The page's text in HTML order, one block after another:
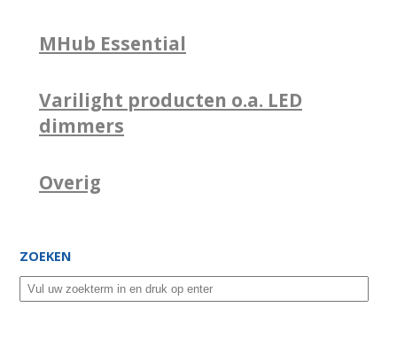
MHub Essential
Varilight producten o.a. LED
dimmers
Overig
ZOEKEN